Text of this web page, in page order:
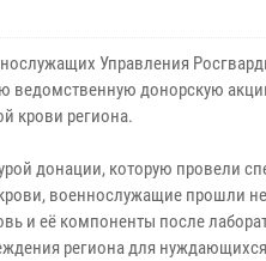
Управления
ведомственную донорскую
крови региона.
донации, которую провели
военнослужащие прошли
и её компоненты после
региона для